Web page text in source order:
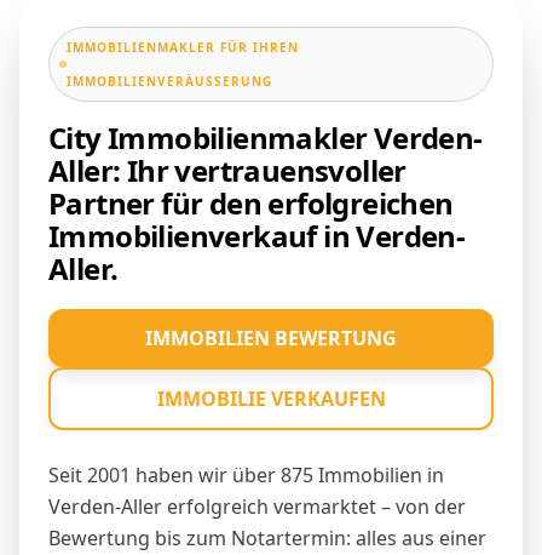
IMMOBILIENMAKLER FÜR IHREN
IMMOBILIENVERÄUSSERUNG
City Immobilienmakler Verden-
Aller: Ihr vertrauensvoller
Partner für den erfolgreichen
Immobilienverkauf in Verden-
Aller.
Seit 2001 haben wir über 875 Immobilien in
Verden-Aller erfolgreich vermarktet – von der
Bewertung bis zum Notartermin: alles aus einer
IMMOBILIEN BEWERTUNG
IMMOBILIE VERKAUFEN